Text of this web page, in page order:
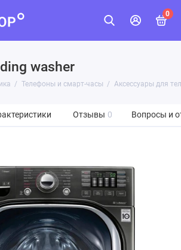
0
washer
Телефоны и смарт-часы Аксессуары для
Отзывы 0 Вопросы и